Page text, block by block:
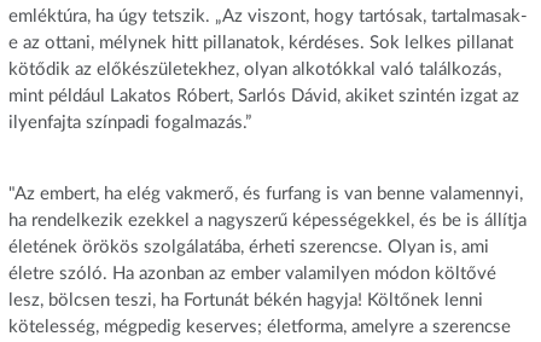
emléktúra, ha úgy tetszik. „Az viszont, hogy tartósak, tartalmasak-
e az ottani, mélynek hitt pillanatok, kérdéses. Sok lelkes pillanat
kötődik az előkészületekhez, olyan alkotókkal való találkozás,
mint például Lakatos Róbert, Sarlós Dávid, akiket szintén izgat az
ilyenfajta színpadi fogalmazás.”
"Az embert, ha elég vakmerő, és furfang is van benne valamennyi,
ha rendelkezik ezekkel a nagyszerű képességekkel, és be is állítja
életének örökös szolgálatába, érheti szerencse. Olyan is, ami
életre szóló. Ha azonban az ember valamilyen módon költővé
lesz, bölcsen teszi, ha Fortunát békén hagyja! Költőnek lenni
kötelesség, mégpedig keserves; életforma, amelyre a szerencse